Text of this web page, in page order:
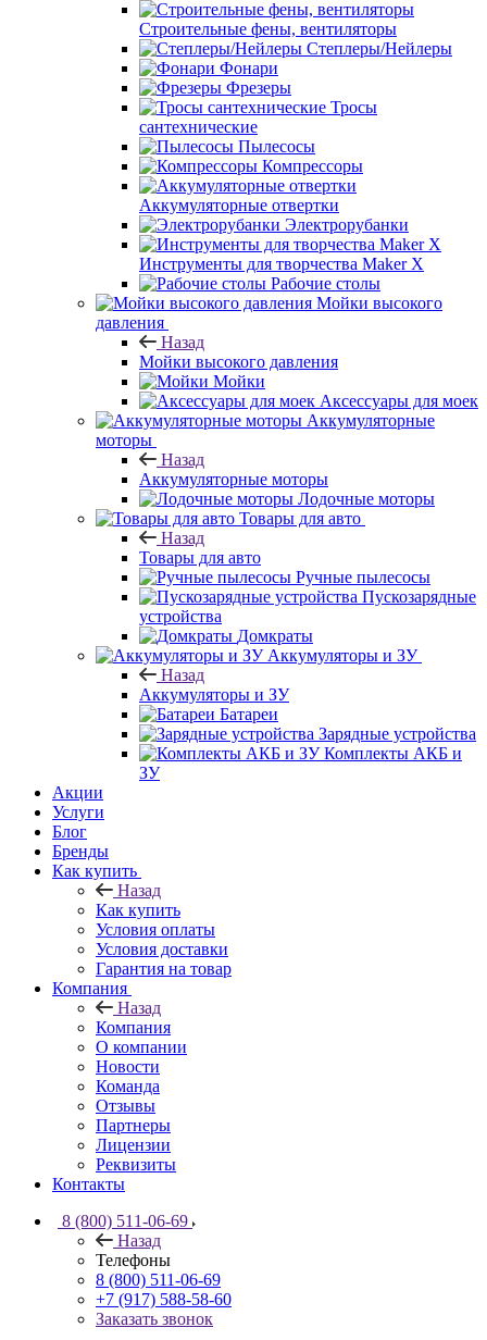
Строительные фены, вентиляторы
Степлеры/Нейлеры
Фонари
Фрезеры
Тросы
сантехнические
Пылесосы
Компрессоры
Аккумуляторные отвертки
Электрорубанки
Инструменты для творчества Maker X
Рабочие столы
Мойки высокого
давления
Назад
Мойки высокого давления
Мойки
Аксессуары для моек
Аккумуляторные
моторы
Назад
Аккумуляторные моторы
Лодочные моторы
Товары для авто
Назад
Товары для авто
Ручные пылесосы
Пускозарядные
устройства
Домкраты
Аккумуляторы и ЗУ
Назад
Аккумуляторы и ЗУ
Батареи
Зарядные устройства
Комплекты АКБ и
ЗУ
Акции
Услуги
Блог
Бренды
Как купить
Назад
Как купить
Условия оплаты
Условия доставки
Гарантия на товар
Компания
Назад
Компания
О компании
Новости
Команда
Отзывы
Партнеры
Лицензии
Реквизиты
Контакты
8 (800) 511-06-69
Назад
Телефоны
8 (800) 511-06-69
+7 (917) 588-58-60
Заказать звонок